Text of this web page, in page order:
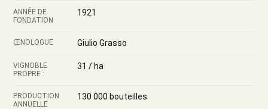
ANNÉE DE
FONDATION
1921
ŒNOLOGUE Giulio Grasso
VIGNOBLE
PROPRE :
31 / ha
PRODUCTION
ANNUELLE
130 000 bouteilles